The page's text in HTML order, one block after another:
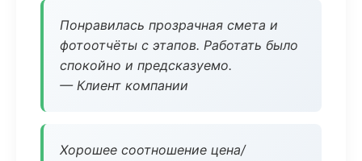
Понравилась прозрачная смета и
фотоотчёты с этапов. Работать было
спокойно и предсказуемо.
— Клиент компании
Хорошее соотношение цена/